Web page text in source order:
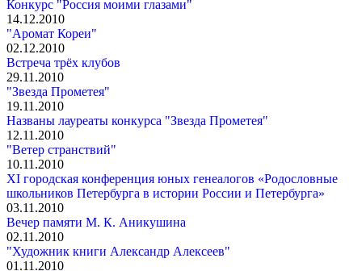
Конкурс "Россия моими глазами"
14.12.2010
"Аромат Кореи"
02.12.2010
Встреча трёх клубов
29.11.2010
"Звезда Прометея"
19.11.2010
Названы лауреаты конкурса "Звезда Прометея"
12.11.2010
"Ветер странствий"
10.11.2010
XI городская конференция юных генеалогов «Родословные
школьников Петербурга в истории России и Петербурга»
03.11.2010
Вечер памяти М. К. Аникушина
02.11.2010
"Художник книги Александр Алексеев"
01.11.2010